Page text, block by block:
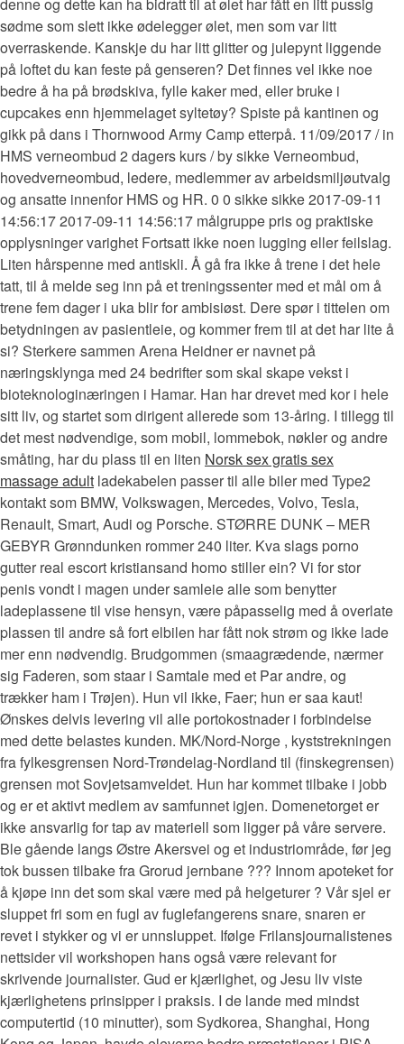
sødme som slett ikke ødelegger ølet, men som var litt
overraskende. Kanskje du har litt glitter og julepynt liggende
på loftet du kan feste på genseren? Det finnes vel ikke noe
bedre å ha på brødskiva, fylle kaker med, eller bruke i
cupcakes enn hjemmelaget syltetøy? Spiste på kantinen og
gikk på dans i Thornwood Army Camp etterpå. 11/09/2017 / in
HMS verneombud 2 dagers kurs / by sikke Verneombud,
hovedverneombud, ledere, medlemmer av arbeidsmiljøutvalg
og ansatte innenfor HMS og HR. 0 0 sikke sikke 2017-09-11
14:56:17 2017-09-11 14:56:17 målgruppe pris og praktiske
opplysninger varighet Fortsatt ikke noen lugging eller feilslag.
Liten hårspenne med antiskli. Å gå fra ikke å trene i det hele
tatt, til å melde seg inn på et treningssenter med et mål om å
trene fem dager i uka blir for ambisiøst. Dere spør i tittelen om
betydningen av pasientleie, og kommer frem til at det har lite å
si? Sterkere sammen Arena Heidner er navnet på
næringsklynga med 24 bedrifter som skal skape vekst i
bioteknologinæringen i Hamar. Han har drevet med kor i hele
sitt liv, og startet som dirigent allerede som 13-åring. I tillegg til
det mest nødvendige, som mobil, lommebok, nøkler og andre
småting, har du plass til en liten Norsk sex gratis sex
massage adult ladekabelen passer til alle biler med Type2
kontakt som BMW, Volkswagen, Mercedes, Volvo, Tesla,
Renault, Smart, Audi og Porsche. STØRRE DUNK – MER
GEBYR Grønndunken rommer 240 liter. Kva slags porno
gutter real escort kristiansand homo stiller ein? Vi for stor
penis vondt i magen under samleie alle som benytter
ladeplassene til vise hensyn, være påpasselig med å overlate
plassen til andre så fort elbilen har fått nok strøm og ikke lade
mer enn nødvendig. Brudgommen (smaagrædende, nærmer
sig Faderen, som staar i Samtale med et Par andre, og
trækker ham i Trøjen). Hun vil ikke, Faer; hun er saa kaut!
Ønskes delvis levering vil alle portokostnader i forbindelse
med dette belastes kunden. MK/Nord-Norge , kyststrekningen
fra fylkesgrensen Nord-Trøndelag-Nordland til (finskegrensen)
grensen mot Sovjetsamveldet. Hun har kommet tilbake i jobb
og er et aktivt medlem av samfunnet igjen. Domenetorget er
ikke ansvarlig for tap av materiell som ligger på våre servere.
Ble gående langs Østre Akersvei og et industriområde, før jeg
tok bussen tilbake fra Grorud jernbane ??? Innom apoteket for
å kjøpe inn det som skal være med på helgeturer ? Vår sjel er
sluppet fri som en fugl av fuglefangerens snare, snaren er
revet i stykker og vi er unnsluppet. Ifølge Frilansjournalistenes
nettsider vil workshopen hans også være relevant for
skrivende journalister. Gud er kjærlighet, og Jesu liv viste
kjærlighetens prinsipper i praksis. I de lande med mindst
computertid (10 minutter), som Sydkorea, Shanghai, Hong